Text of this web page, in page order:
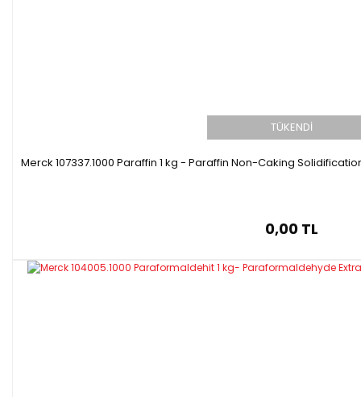
TÜKENDİ
Merck 107337.1000 Paraffin 1 kg - Paraffin Non-Caking
0,00 TL